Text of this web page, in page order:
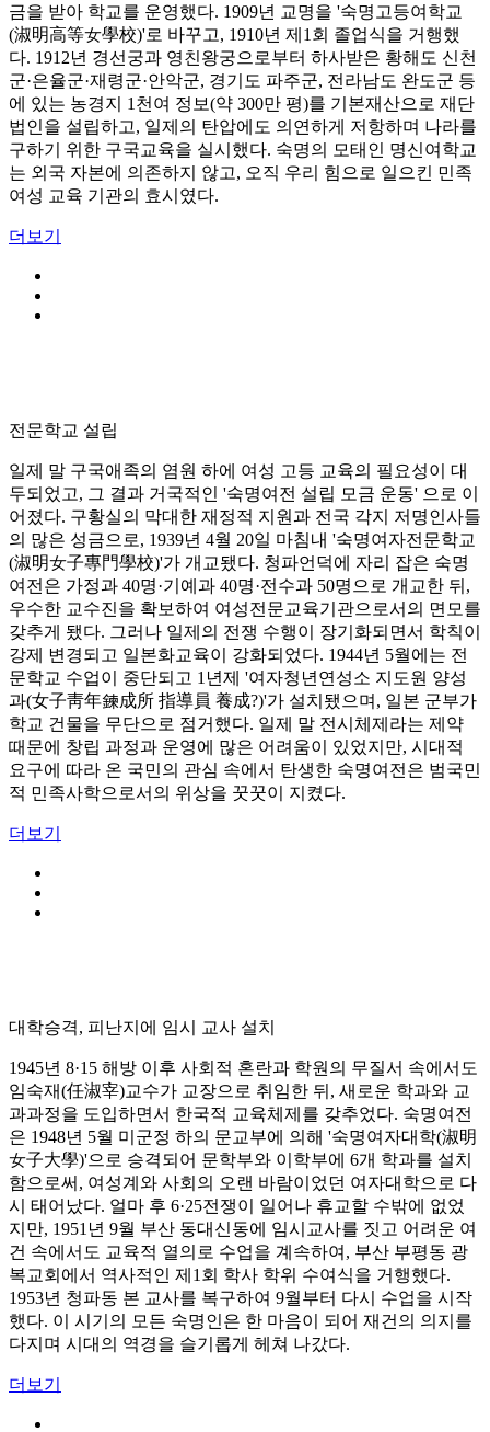
금을 받아 학교를 운영했다. 1909년 교명을 '숙명고등여학교
(淑明高等女學校)'로 바꾸고, 1910년 제1회 졸업식을 거행했
다. 1912년 경선궁과 영친왕궁으로부터 하사받은 황해도 신천
군·은율군·재령군·안악군, 경기도 파주군, 전라남도 완도군 등
에 있는 농경지 1천여 정보(약 300만 평)를 기본재산으로 재단
법인을 설립하고, 일제의 탄압에도 의연하게 저항하며 나라를
구하기 위한 구국교육을 실시했다. 숙명의 모태인 명신여학교
는 외국 자본에 의존하지 않고, 오직 우리 힘으로 일으킨 민족
여성 교육 기관의 효시였다.
더보기
전문학교 설립
일제 말 구국애족의 염원 하에 여성 고등 교육의 필요성이 대
두되었고, 그 결과 거국적인 '숙명여전 설립 모금 운동' 으로 이
어졌다. 구황실의 막대한 재정적 지원과 전국 각지 저명인사들
의 많은 성금으로, 1939년 4월 20일 마침내 '숙명여자전문학교
(淑明女子專門學校)'가 개교됐다. 청파언덕에 자리 잡은 숙명
여전은 가정과 40명·기예과 40명·전수과 50명으로 개교한 뒤,
우수한 교수진을 확보하여 여성전문교육기관으로서의 면모를
갖추게 됐다. 그러나 일제의 전쟁 수행이 장기화되면서 학칙이
강제 변경되고 일본화교육이 강화되었다. 1944년 5월에는 전
문학교 수업이 중단되고 1년제 '여자청년연성소 지도원 양성
과(女子靑年鍊成所 指導員 養成?)'가 설치됐으며, 일본 군부가
학교 건물을 무단으로 점거했다. 일제 말 전시체제라는 제약
때문에 창립 과정과 운영에 많은 어려움이 있었지만, 시대적
요구에 따라 온 국민의 관심 속에서 탄생한 숙명여전은 범국민
적 민족사학으로서의 위상을 꿋꿋이 지켰다.
더보기
대학승격, 피난지에 임시 교사 설치
1945년 8·15 해방 이후 사회적 혼란과 학원의 무질서 속에서도
임숙재(任淑宰)교수가 교장으로 취임한 뒤, 새로운 학과와 교
과과정을 도입하면서 한국적 교육체제를 갖추었다. 숙명여전
은 1948년 5월 미군정 하의 문교부에 의해 '숙명여자대학(淑明
女子大學)'으로 승격되어 문학부와 이학부에 6개 학과를 설치
함으로써, 여성계와 사회의 오랜 바람이었던 여자대학으로 다
시 태어났다. 얼마 후 6·25전쟁이 일어나 휴교할 수밖에 없었
지만, 1951년 9월 부산 동대신동에 임시교사를 짓고 어려운 여
건 속에서도 교육적 열의로 수업을 계속하여, 부산 부평동 광
복교회에서 역사적인 제1회 학사 학위 수여식을 거행했다.
1953년 청파동 본 교사를 복구하여 9월부터 다시 수업을 시작
했다. 이 시기의 모든 숙명인은 한 마음이 되어 재건의 의지를
다지며 시대의 역경을 슬기롭게 헤쳐 나갔다.
더보기